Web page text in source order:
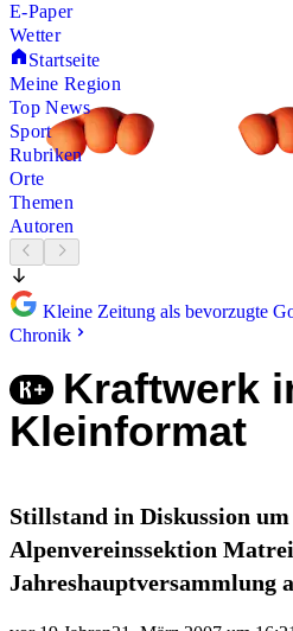
E-Paper
Wetter
Startseite
Meine Region
Top News
Sport
Rubriken
Orte
Themen
Autoren
Kleine Zeitung als bevorzugte
Chronik
Kraftwerk
Kleinformat
Stillstand in Diskussion
Alpenvereinssektion
Jahreshauptversammlung